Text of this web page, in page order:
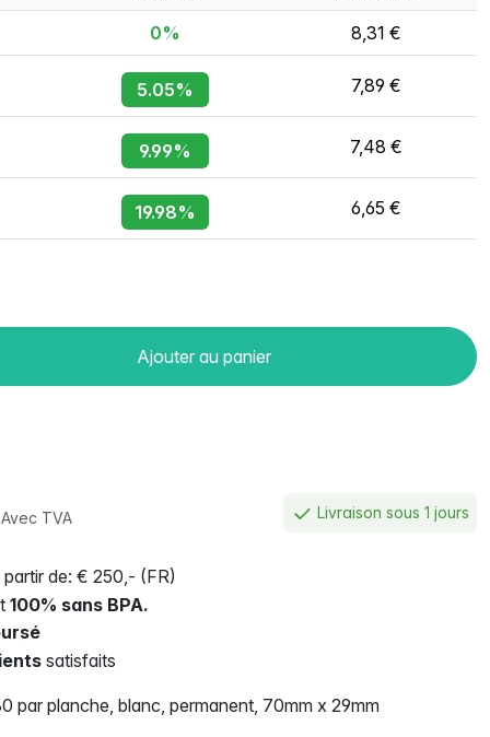
0% 8,31 €
5.05% 7,89 €
9.99% 7,48 €
19.98% 6,65 €
Ajouter au panier
Avec TVA Livraison sous 1 jours
de: € 250,- (FR)
100% sans BPA.
satisfaits
par planche, blanc, permanent, 70mm x 29mm